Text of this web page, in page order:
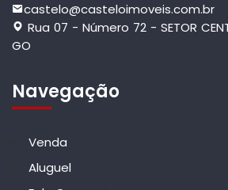
castelo@casteloimoveis.com.br
Rua 07 - Número 72 - SETOR
GO
Navegação
Venda
Aluguel